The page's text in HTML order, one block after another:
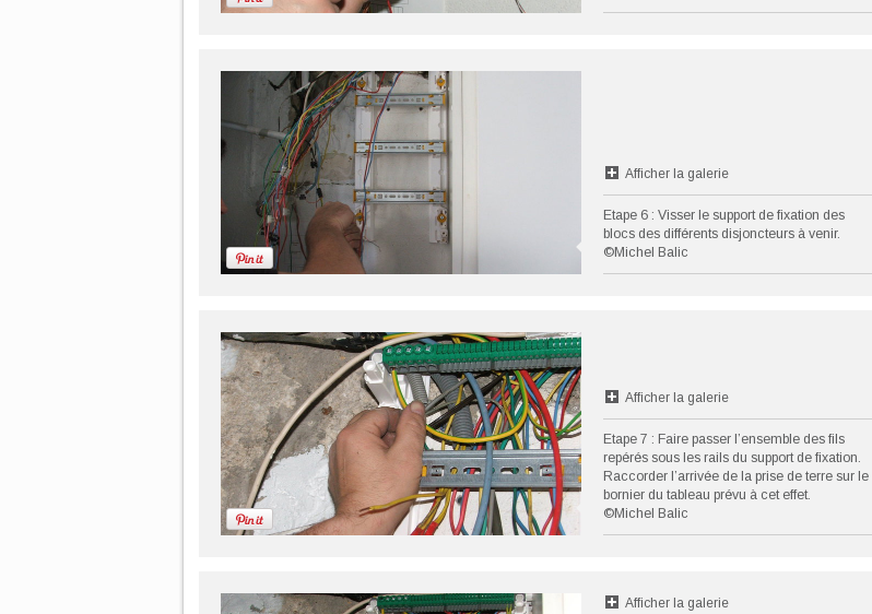
Afficher la galerie
Etape 6 : Visser le support de fixation des
blocs des différents disjoncteurs à venir.
©Michel Balic
Afficher la galerie
Etape 7 : Faire passer l’ensemble des fils
repérés sous les rails du support de fixation.
Raccorder l’arrivée de la prise de terre sur le
bornier du tableau prévu à cet effet.
©Michel Balic
Afficher la galerie